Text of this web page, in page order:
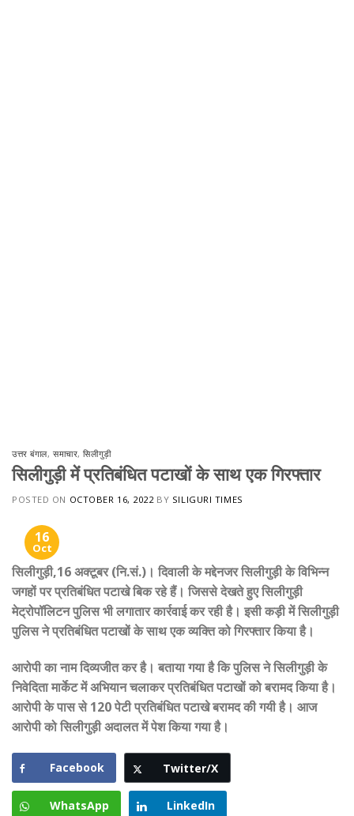
उत्तर बंगाल,समाचार,सिलीगुड़ी
सिलीगुड़ी में प्रतिबंधित पटाखों के साथ एक गिरफ्तार
POSTED ON OCTOBER 16, 2022 BY SILIGURI TIMES
16
Oct
सिलीगुड़ी,16 अक्टूबर (नि.सं.)। दिवाली के मद्देनजर सिलीगुड़ी के विभिन्न
जगहों पर प्रतिबंधित पटाखे बिक रहे हैं। जिससे देखते हुए सिलीगुड़ी
मेट्रोपॉलिटन पुलिस भी लगातार कार्रवाई कर रही है। इसी कड़ी में सिलीगुड़ी
पुलिस ने प्रतिबंधित पटाखों के साथ एक व्यक्ति को गिरफ्तार किया है।
आरोपी का नाम दिव्यजीत कर है। बताया गया है कि पुलिस ने सिलीगुड़ी के
निवेदिता मार्केट में अभियान चलाकर प्रतिबंधित पटाखों को बरामद किया है।
आरोपी के पास से 120 पेटी प्रतिबंधित पटाखे बरामद की गयी है। आज
आरोपी को सिलीगुड़ी अदालत में पेश किया गया है।
Facebook Twitter/X
WhatsApp LinkedIn